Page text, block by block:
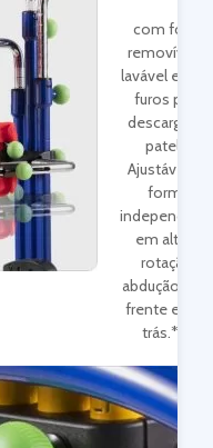
com forro
removível e
lavável e
furos para
descarga da
patela.
Ajustável de
forma
em altura,
rotação,
abdução,
frente e para
trás.***